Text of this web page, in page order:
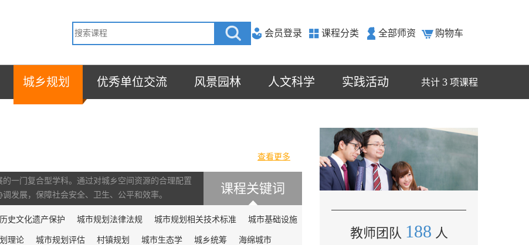
会员登录 课程分类 全部师资 购物车
城乡规划 优秀单位交流 风景园林 人文科学 实践活动 共计 3 项课程
查看更多
课程关键词
一门复合型学科。通过对城乡空间资源的合理配置
发展，保障社会安全、卫生、公平和效率。
历史文化遗产保护 城市规划法律法规 城市规划相关技术标准 城市基础设施
理论 城市规划评估 村镇规划 城市生态学 城乡统筹 海绵城市 教师团队 188 人